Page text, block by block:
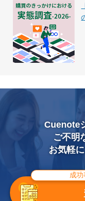
Cuenote
ご不明
お気軽
成功